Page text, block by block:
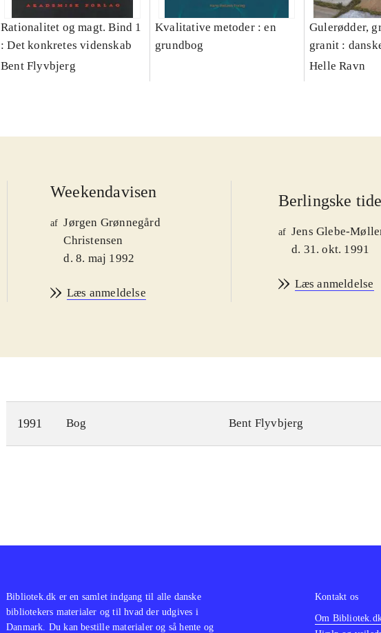
Rationalitet og magt. Bind 1
: Det konkretes videnskab
Bent Flyvbjerg
Kvalitative metoder : en
grundbog
Gulerødder,
granit :
Helle Ravn
Weekendavisen
af Jørgen Grønnegård
Christensen
d. 8. maj 1992
Læs anmeldelse
Berlingske
af Jens Glebe-
d. 31. okt. 1991
Læs anmeldelse
1991 Bog Bent Flyvbjerg
Bibliotek.dk er en samlet indgang til alle danske
bibliotekers materialer og til hvad der udgives i
Danmark. Du kan bestille materialer og så hente og
Kontakt os
Om